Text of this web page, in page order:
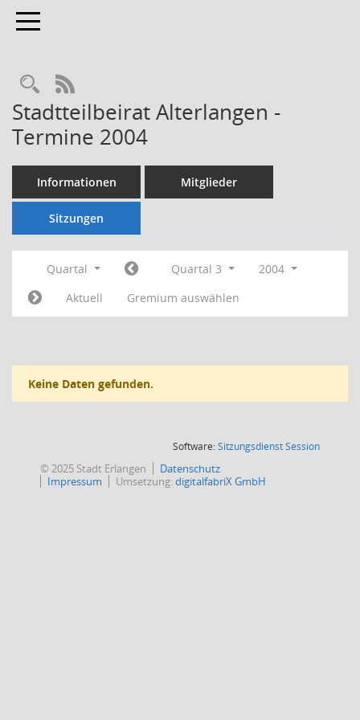
Toggle navigation
Rechercheauswahl
RSS-Feed
Stadtteilbeirat Alterlangen -
Termine 2004
Informationen Mitglieder
Sitzungen
Quartal Quartal 3
2004
Aktuell
Gremium auswählen
Keine Daten gefunden.
Software:SitzungsdienstSession(Wird in
© 2025 Stadt Erlangen
Datenschutz
Impressum
Umsetzung:digitalfabriX GmbH